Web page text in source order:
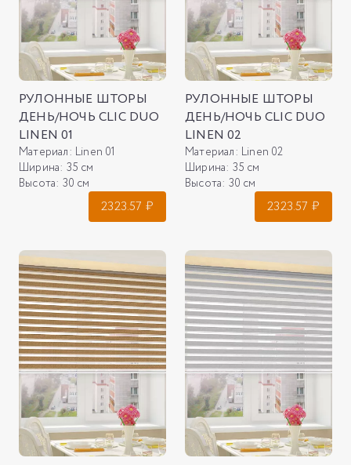
РУЛОННЫЕ ШТОРЫ
ДЕНЬ/НОЧЬ CLIC DUO
LINEN 01
Материал: Linen 01
Ширина: 35 см
Высота: 30 см
2323.57 ₽
РУЛОННЫЕ ШТОРЫ
ДЕНЬ/НОЧЬ CLIC DUO
LINEN 02
Материал: Linen 02
Ширина: 35 см
Высота: 30 см
2323.57 ₽